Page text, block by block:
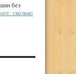
без
сколько